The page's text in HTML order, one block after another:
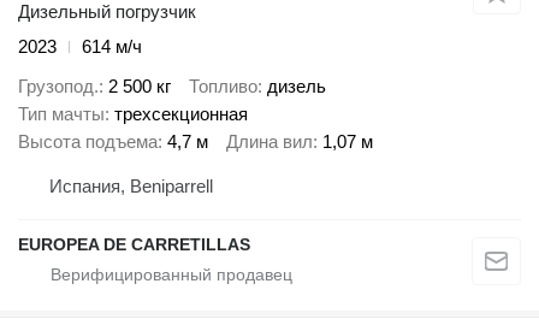
Дизельный погрузчик
2023
614 м/ч
Грузопод. 2 500 кг Топливо дизель
Тип мачты трехсекционная
Высота подъема 4,7 м Длина вил 1,07 м
Испания, Beniparrell
EUROPEA DE CARRETILLAS